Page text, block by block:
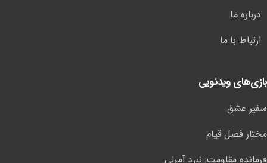
درباره ما
ارتباط با ما
بازی‌های ویدئویی
سفیر عشق
مختار فصل قیام
فرمانده مقاومت: نبرد آمرلی